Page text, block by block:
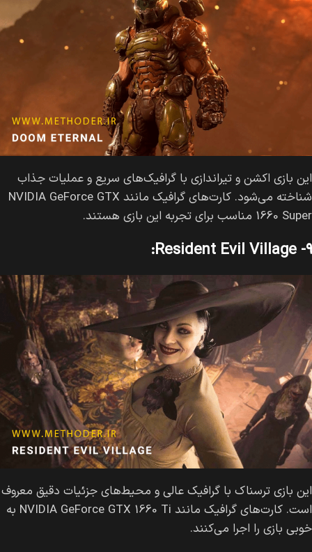
این بازی اکشن و تیراندازی با گرافیک‌های سریع و عملیات جذاب
شناخته می‌شود. کارت‌های گرافیک مانند NVIDIA GeForce GTX
1660 Super مناسب برای تجربه این بازی هستند.
۹- Resident Evil Village:
این بازی ترسناک با گرافیک‌ عالی و محیط‌های جزئیات دقیق معروف
است. کارت‌های گرافیک مانند NVIDIA GeForce GTX 1660 Ti به
خوبی بازی را اجرا می‌کنند.